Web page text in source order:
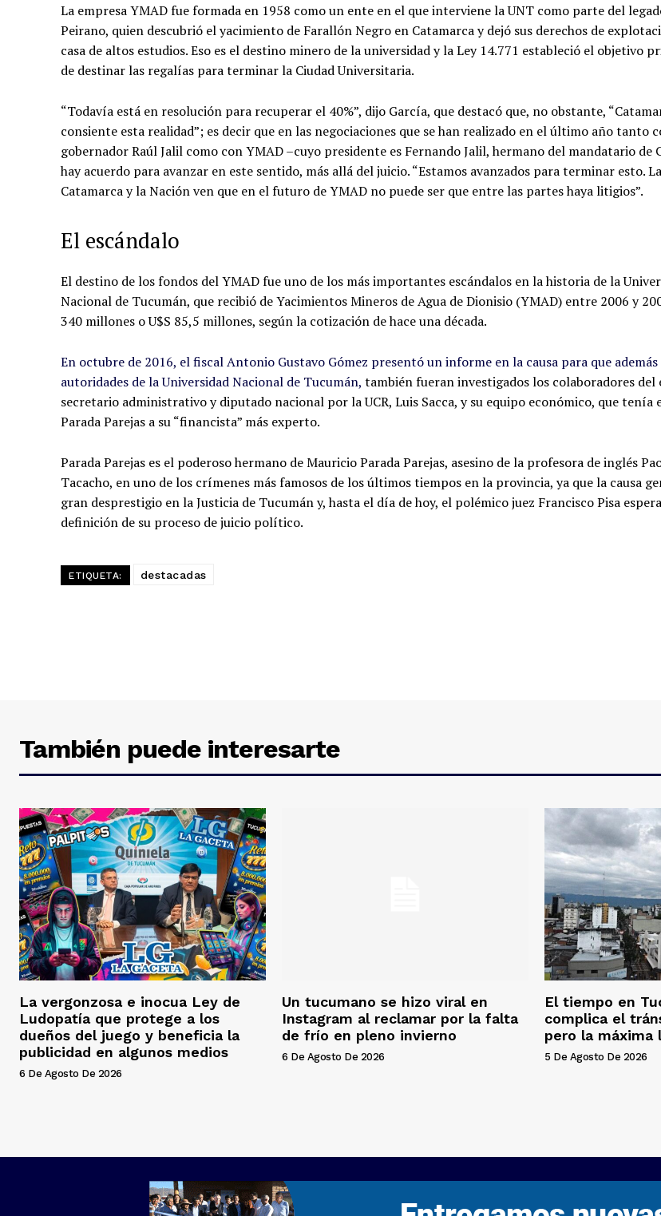
La empresa YMAD fue formada en 1958 como un ente en el que interviene la UNT como parte del
Peirano, quien descubrió el yacimiento de Farallón Negro en Catamarca y dejó sus derechos de
casa de altos estudios. Eso es el destino minero de la universidad y la Ley 14.771 estableció el objetivo
de destinar las regalías para terminar la Ciudad Universitaria.
“Todavía está en resolución para recuperar el 40%”, dijo García, que destacó que, no obstante,
consiente esta realidad”; es decir que en las negociaciones que se han realizado en el último año tanto
gobernador Raúl Jalil como con YMAD –cuyo presidente es Fernando Jalil, hermano del mandatario de
hay acuerdo para avanzar en este sentido, más allá del juicio. “Estamos avanzados para terminar esto.
Catamarca y la Nación ven que en el futuro de YMAD no puede ser que entre las partes haya litigios”.
El escándalo
El destino de los fondos del YMAD fue uno de los más importantes escándalos en la historia de la
Nacional de Tucumán, que recibió de Yacimientos Mineros de Agua de Dionisio (YMAD) entre 2006 y
340 millones o U$S 85,5 millones, según la cotización de hace una década.
En octubre de 2016, el fiscal Antonio Gustavo Gómez presentó un informe en la causa para que además
autoridades de la Universidad Nacional de Tucumán, también fueran investigados los colaboradores del
secretario administrativo y diputado nacional por la UCR, Luis Sacca, y su equipo económico, que tenía
Parada Parejas a su “financista” más experto.
Parada Parejas es el poderoso hermano de Mauricio Parada Parejas, asesino de la profesora de inglés
Tacacho, en uno de los crímenes más famosos de los últimos tiempos en la provincia, ya que la causa
gran desprestigio en la Justicia de Tucumán y, hasta el día de hoy, el polémico juez Francisco Pisa
definición de su proceso de juicio político.
ETIQUETA: destacadas
También puede interesarte
La vergonzosa e inocua Ley de
Ludopatía que protege a los
dueños del juego y beneficia la
publicidad en algunos medios
6 De Agosto De 2026
Un tucumano se hizo viral en
Instagram al reclamar por la falta
de frío en pleno invierno
6 De Agosto De 2026
El tiempo en
complica el
pero la máxima
5 De Agosto De 2026